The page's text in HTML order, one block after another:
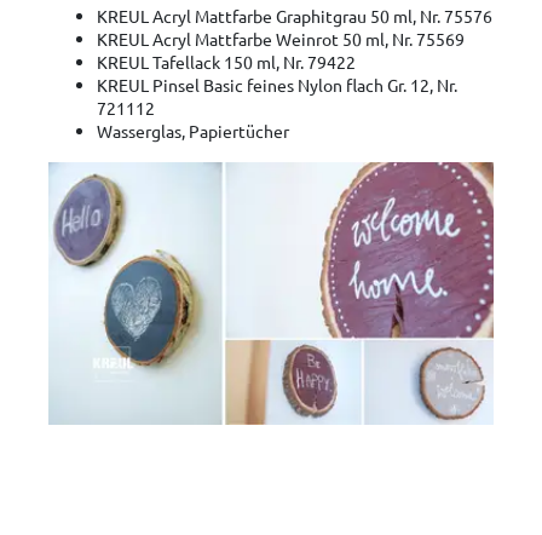
KREUL Acryl Mattfarbe Graphitgrau 50 ml, Nr. 75576
KREUL Acryl Mattfarbe Weinrot 50 ml, Nr. 75569
KREUL Tafellack 150 ml, Nr. 79422
KREUL Pinsel Basic feines Nylon flach Gr. 12, Nr.
721112
Wasserglas, Papiertücher